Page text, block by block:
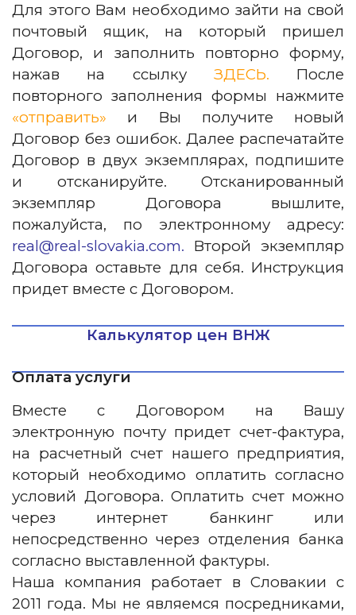
Для этого Вам необходимо зайти на свой
почтовый ящик, на который пришел
Договор, и заполнить повторно форму,
нажав на ссылку ЗДЕСЬ. После
повторного заполнения формы нажмите
«отправить» и Вы получите новый
Договор без ошибок. Далее распечатайте
Договор в двух экземплярах, подпишите
и отсканируйте. Отсканированный
экземпляр Договора вышлите,
пожалуйста, по электронному адресу:
real@real-slovakia.com. Второй экземпляр
Договора оставьте для себя. Инструкция
придет вместе с Договором.
Калькулятор цен ВНЖ
Оплата услуги
Вместе с Договором на Вашу
электронную почту придет счет-фактура,
на расчетный счет нашего предприятия,
который необходимо оплатить согласно
условий Договора. Оплатить счет можно
через интернет банкинг или
непосредственно через отделения банка
согласно выставленной фактуры.
Наша компания работает в Словакии с
2011 года. Мы не являемся посредниками,